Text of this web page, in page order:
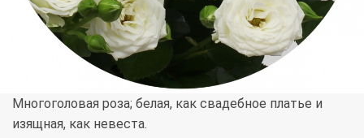
Многоголовая роза; белая, как свадебное платье и
изящная, как невеста.